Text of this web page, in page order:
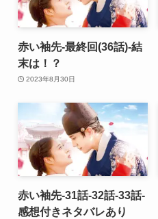
赤い袖先-最終回(36話)-結
末は！？
2023年8月30日
赤い袖先-31話-32話-33話-
感想付きネタバレあり